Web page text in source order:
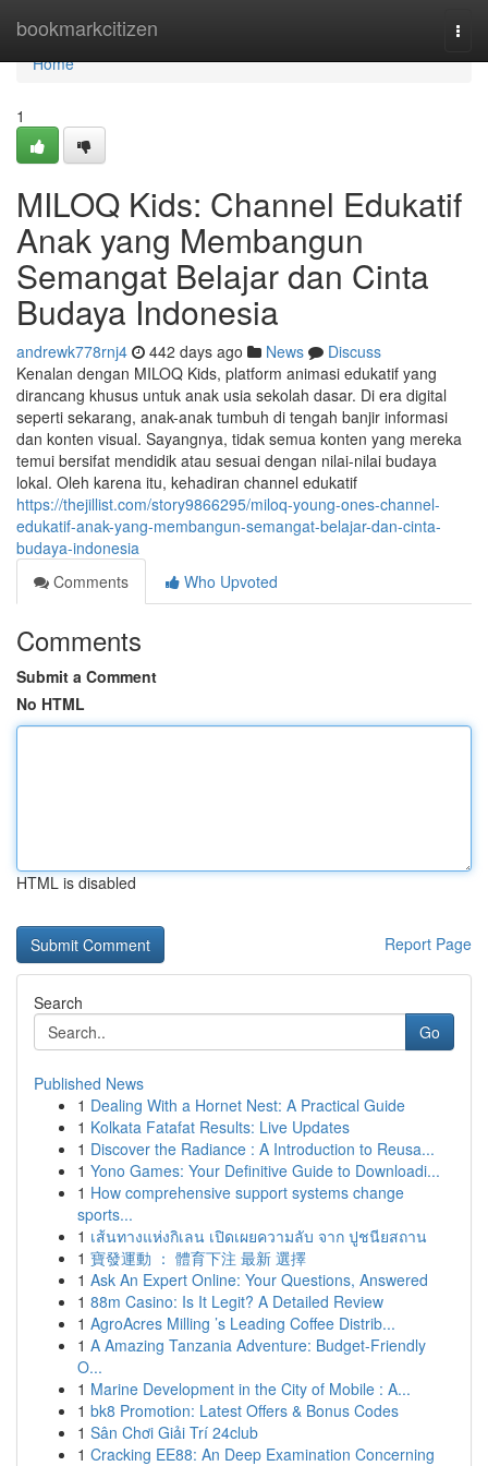
bookmarkcitizen
Home
Home
1
MILOQ Kids: Channel Edukatif
Anak yang Membangun
Semangat Belajar dan Cinta
Budaya Indonesia
andrewk778rnj4 442 days ago News
Discuss
Kenalan dengan MILOQ Kids, platform animasi edukatif yang
dirancang khusus untuk anak usia sekolah dasar. Di era digital
seperti sekarang, anak-anak tumbuh di tengah banjir informasi
dan konten visual. Sayangnya, tidak semua konten yang mereka
temui bersifat mendidik atau sesuai dengan nilai-nilai budaya
lokal. Oleh karena itu, kehadiran channel edukatif
https://thejillist.com/story9866295/miloq-young-ones-channel-
edukatif-anak-yang-membangun-semangat-belajar-dan-cinta-
budaya-indonesia
Comments
Who Upvoted
Comments
Submit a Comment
No HTML
HTML is disabled
Report Page
Search
Go
Published News
1 Dealing With a Hornet Nest: A Practical Guide
1 Kolkata Fatafat Results: Live Updates
1 Discover the Radiance : A Introduction to Reusa...
1 Yono Games: Your Definitive Guide to Downloadi...
1 How comprehensive support systems change
sports...
1 เส้นทางแห่งกิเลน เปิดเผยความลับ จาก ปูชนียสถาน
1 寶發運動 ： 體育下注 最新 選擇
1 Ask An Expert Online: Your Questions, Answered
1 88m Casino: Is It Legit? A Detailed Review
1 AgroAcres Milling ’s Leading Coffee Distrib...
1 A Amazing Tanzania Adventure: Budget-Friendly
O...
1 Marine Development in the City of Mobile : A...
1 bk8 Promotion: Latest Offers & Bonus Codes
1 Sân Chơi Giải Trí 24club
1 Cracking EE88: An Deep Examination Concerning